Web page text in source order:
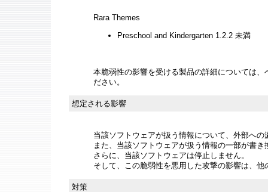
Rara Themes
Preschool and Kindergarten 1.2.2 未満
本脆弱性の影響を受ける製品の詳細については
ださい。
想定される影響
当該ソフトウェアが扱う情報について、外部への
また、当該ソフトウェアが扱う情報の一部が書
さらに、当該ソフトウェアは停止しません。
そして、この脆弱性を悪用した攻撃の影響は、
対策